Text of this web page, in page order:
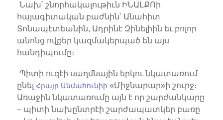
Նախ՝ շնորհակալութիւն ԻՆԱԼՔՈի
հայագիտական բաժնին՝ Անահիտ
Տոնապէտեանին, Ադրինէ Զինելիին եւ բոլոր
անոնց ովքեր կազմակերպած են այս
հանդիպումը։
Պիտի ուզէի սաղմնային երկու նկատառում
ընելՀրայր Անմահունիի «Միջնարար»ի շուրջ։
Առաջին նկատառումը այն է որ շարժանկարը
– պիտի նախընտրէի շարժապատկեր բառը